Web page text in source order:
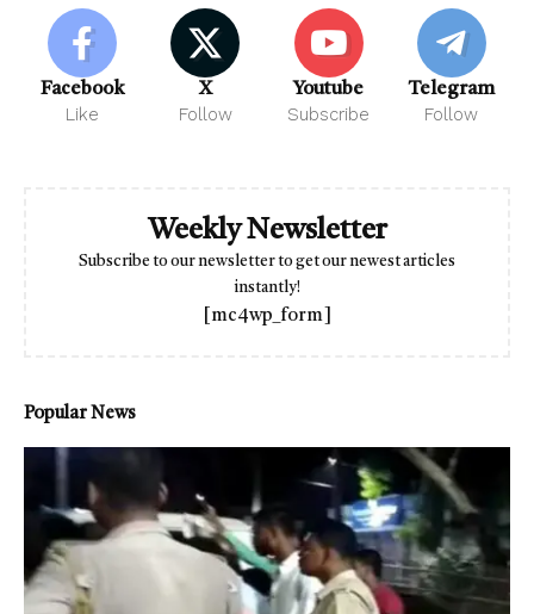
Facebook
Like
X
Follow
Youtube
Subscribe
Telegram
Follow
Weekly Newsletter
Subscribe to our newsletter to get our newest articles
instantly!
[mc4wp_form]
Popular News